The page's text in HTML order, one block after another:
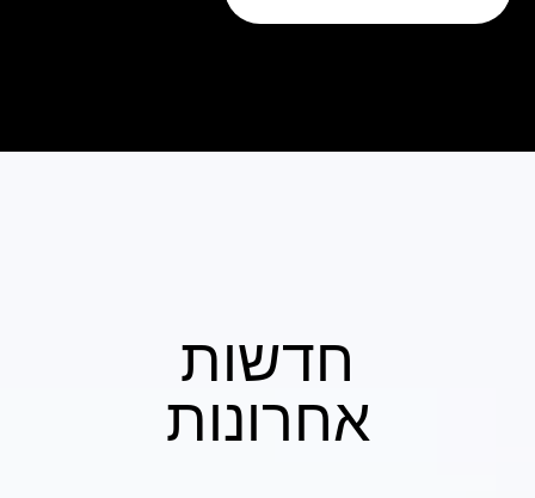
חדשות
אחרונות